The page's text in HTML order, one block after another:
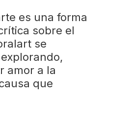
es una forma
sobre el
se
amor a la
que